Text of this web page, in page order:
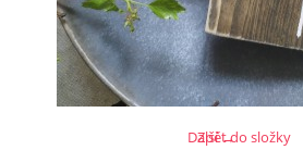
Další →
Zpět do složky